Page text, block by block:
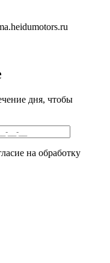
дня, чтобы
на обработку